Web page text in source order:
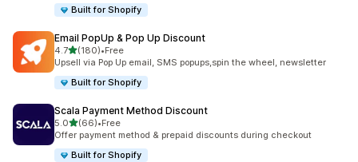
Built for Shopify
Email PopUp & Pop Up Discount
4.75つ星中
(180)
合計レビュー数：180件
•Free
Upsell via Pop Up email, SMS popups,spin the wheel, newsletter
Built for Shopify
Scala Payment Method Discount
5.05つ星中
(66)
合計レビュー数：66件
•Free
Offer payment method & prepaid discounts during checkout
Built for Shopify